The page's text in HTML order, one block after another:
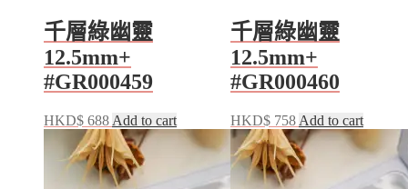
千層綠幽靈
12.5mm+
#GR000459
HKD$ 688 Add to cart
千層綠幽靈
12.5mm+
#GR000460
HKD$758 Add to cart